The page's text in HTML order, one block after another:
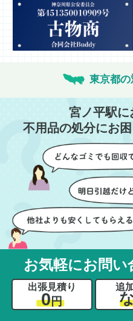
んが手際よく片付けてく
れたので、部屋が驚くほ
どスッキリしました。自
分では手が回らなかった
場所も含め、プロの力を
特に、物が散乱していた
イテムの仕分けを迅速か
つ丁寧に対応していただ
けたのがありがたかった
です。家族それぞれが必
要なものを確認しながら
進めることができ、安心
感を持って作業をお任せ
できました。さらに、作
業終了後には部屋全体を
清掃していただき、まる
で新しい家のような清潔
感に感動しました。
東京都
宮ノ平駅に
不用品の処分にお
お気軽にお問い
出張見積り
0円
追